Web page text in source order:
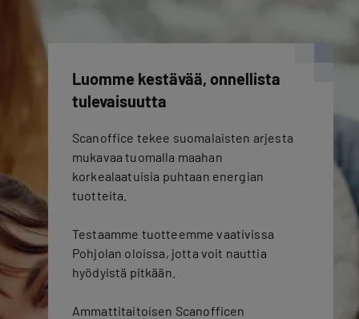
Luomme kestävää, onnellista
tulevaisuutta
Scanoffice tekee suomalaisten arjesta
mukavaa tuomalla maahan
korkealaatuisia puhtaan energian
tuotteita.
Testaamme tuotteemme vaativissa
Pohjolan oloissa, jotta voit nauttia
hyödyistä pitkään.
Ammattitaitoisen Scanofficen